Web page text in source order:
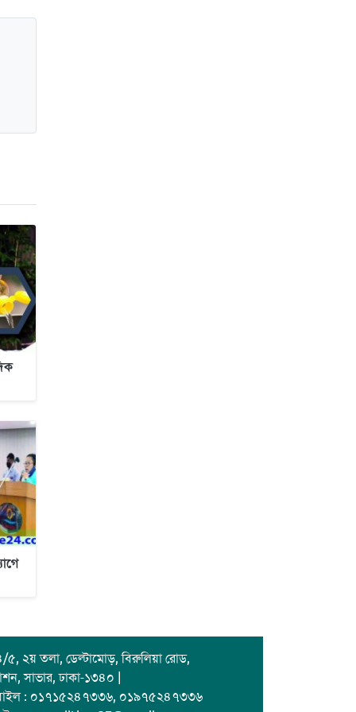
৫, ২য় তলা, ডেল্টামোড়, বিরুলিয়া রোড,
সাভার, ঢাকা-১৩৪০ |
: ০১৭১৫২৪৭৩৩৬, ০১৯৭৫২৪৭৩৩৬